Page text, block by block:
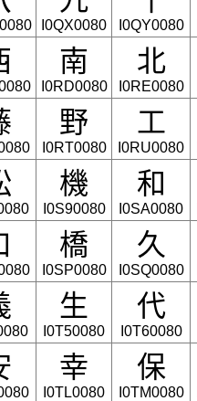
I0QX0080 I0QY0080
南
I0RD0080
北
I0RE0080
野
I0RT0080
工
I0RU0080
機
I0S90080
和
I0SA0080
橋
I0SP0080
久
I0SQ0080
生
I0T50080
代
I0T60080
幸
I0TL0080
保
I0TM0080